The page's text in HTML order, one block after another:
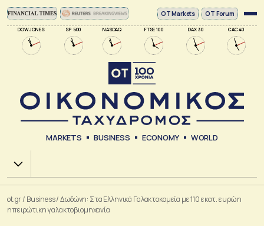
DOW JONES SP 500 NASDAQ FTSE 100 DAX 30 CAC 40
ΟΤ Markets OT Forum
MARKETS BUSINESS ECONOMY WORLD
Χ.Α.
ot.gr/ Business/Δωδώνη: Στα Ελληνικά Γαλακτοκομεία με 110 εκατ. ευρώ η
ηπειρώτικη γαλακτοβιομηχανία